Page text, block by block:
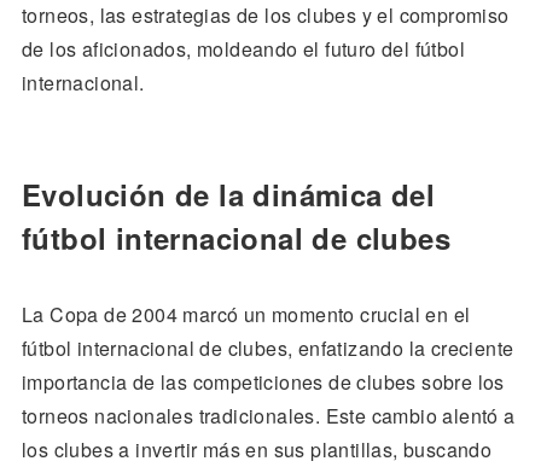
torneos, las estrategias de los clubes y el compromiso
de los aficionados, moldeando el futuro del fútbol
internacional.
Evolución de la dinámica del
fútbol internacional de clubes
La Copa de 2004 marcó un momento crucial en el
fútbol internacional de clubes, enfatizando la creciente
importancia de las competiciones de clubes sobre los
torneos nacionales tradicionales. Este cambio alentó a
los clubes a invertir más en sus plantillas, buscando